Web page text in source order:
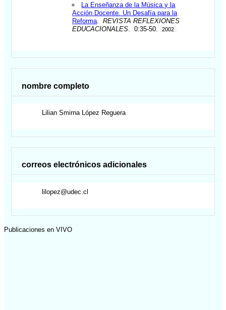
La Enseñanza de la Música y la
Acción Docente. Un Desafía para la
Reforma .REVISTA REFLEXIONES
EDUCACIONALES . 0:35-50. 2002
nombre completo
Lilian Smirna López Reguera
correos electrónicos adicionales
lilopez@udec.cl
Publicaciones en VIVO